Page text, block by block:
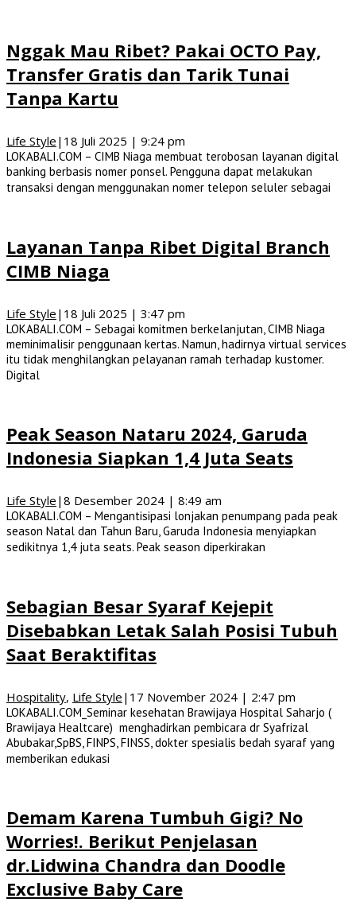
Nggak Mau Ribet? Pakai OCTO Pay,
Transfer Gratis dan Tarik Tunai
Tanpa Kartu
Life Style | 18 Juli 2025 | 9:24 pm
LOKABALI.COM – CIMB Niaga membuat terobosan layanan digital
banking berbasis nomer ponsel. Pengguna dapat melakukan
transaksi dengan menggunakan nomer telepon seluler sebagai
Layanan Tanpa Ribet Digital Branch
CIMB Niaga
Life Style | 18 Juli 2025 | 3:47 pm
LOKABALI.COM – Sebagai komitmen berkelanjutan, CIMB Niaga
meminimalisir penggunaan kertas. Namun, hadirnya virtual services
itu tidak menghilangkan pelayanan ramah terhadap kustomer.
Digital
Peak Season Nataru 2024, Garuda
Indonesia Siapkan 1,4 Juta Seats
Life Style | 8 Desember 2024 | 8:49 am
LOKABALI.COM – Mengantisipasi lonjakan penumpang pada peak
season Natal dan Tahun Baru, Garuda Indonesia menyiapkan
sedikitnya 1,4 juta seats. Peak season diperkirakan
Sebagian Besar Syaraf Kejepit
Disebabkan Letak Salah Posisi Tubuh
Saat Beraktifitas
Hospitality, Life Style | 17 November 2024 | 2:47 pm
LOKABALI.COM_Seminar kesehatan Brawijaya Hospital Saharjo (
Brawijaya Healtcare) menghadirkan pembicara dr Syafrizal
Abubakar,SpBS, FINPS, FINSS, dokter spesialis bedah syaraf yang
memberikan edukasi
Demam Karena Tumbuh Gigi? No
Worries!. Berikut Penjelasan
dr.Lidwina Chandra dan Doodle
Exclusive Baby Care